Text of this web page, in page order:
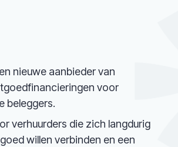
nieuwe aanbieder van
voor
beleggers.
verhuurders die zich langdurig
willen verbinden en een